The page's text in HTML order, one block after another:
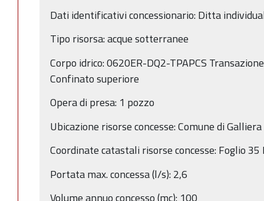
Dati identificativi concessionario: Ditta
Tipo risorsa: acque sotterranee
Corpo idrico: 0620ER-DQ2-TPAPCS
Confinato superiore
Opera di presa: 1 pozzo
Ubicazione risorse concesse: Comune di Galliera
Coordinate catastali risorse concesse: Foglio
Portata max. concessa (l/s): 2,6